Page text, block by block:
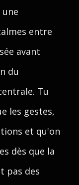
entre
avant
du
Tu
les gestes,
et qu'on
dès que la
pas des